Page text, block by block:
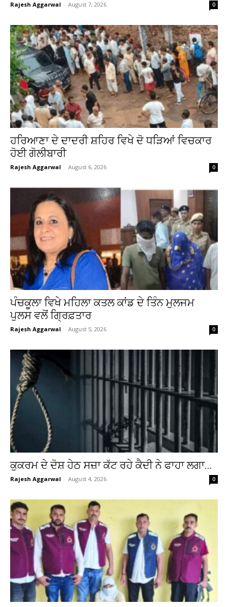
Rajesh Aggarwal - August 7, 2026 0
ਹਰਿਆਣਾ ਦੇ ਦਾਦਰੀ ਸ਼ਹਿਰ ਵਿਖੇ ਦੋ ਧੜਿਆਂ ਵਿਚਕਾਰ
ਹੋਈ ਗੋਲੀਬਾਰੀ
Rajesh Aggarwal - August 6, 2026 0
ਪੰਚਕੂਲਾ ਵਿਖੇ ਮਹਿਲਾ ਕਤਲ ਕਾਂਡ ਦੇ ਤਿੰਨ ਮੁਲਜਮ
ਪੁਲਸ ਵਲੋਂ ਗ੍ਰਿਫ਼ਤਾਰ
Rajesh Aggarwal - August 5, 2026 0
ਕੁਕਰਮ ਦੇ ਦੋਸ਼ ਹੇਠ ਸਜ਼ਾ ਕੱਟ ਰਹੇ ਕੈਦੀ ਨੇ ਫਾਹਾ ਲਗਾ...
Rajesh Aggarwal - August 4, 2026 0